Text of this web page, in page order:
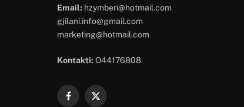
Email: hzymberi@hotmail.com
gjilani.info@gmail.com
marketing@hotmail.com
Kontakti: O44176808
Facebook
X